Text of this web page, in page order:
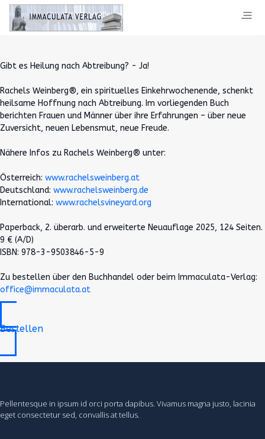
Gibt es Heilung nach Abtreibung? - Ja!
Rachels Weinberg®, ein spirituelles Einkehrwochenende, schenkt
heilsame Hoffnung nach Abtreibung. Im vorliegenden Buch
berichten Frauen und Männer über ihre Erfahrungen – über neue
Zuversicht, neuen Lebensmut, neue Freude.
Nähere Infos zu Rachels Weinberg® unter:
Österreich: www.rachelsweinberg.at
Deutschland: www.rachelsweinberg.de
International: www.rachelsvineyard.org
Paperback, 2. überarb. und erweiterte Neuauflage 2025, 124 Seiten.
9 € (A/D)
ISBN: 978-3-9503846-5-9
Zu bestellen über den Buchhandel oder beim Immaculata-Verlag:
office@immaculata.at
Bestellen
Pellentesque in ipsum id orci porta dapibus. Vivamus magna justo, lacinia
eget consectetur sed, convallis at tellus.